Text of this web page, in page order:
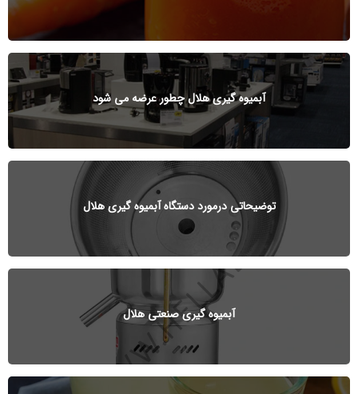
آبمیوه گیری هلال چطور عرضه می شود
توضیحاتی درمورد دستگاه آبمیوه گیری هلال
آبمیوه گیری صنعتی هلال